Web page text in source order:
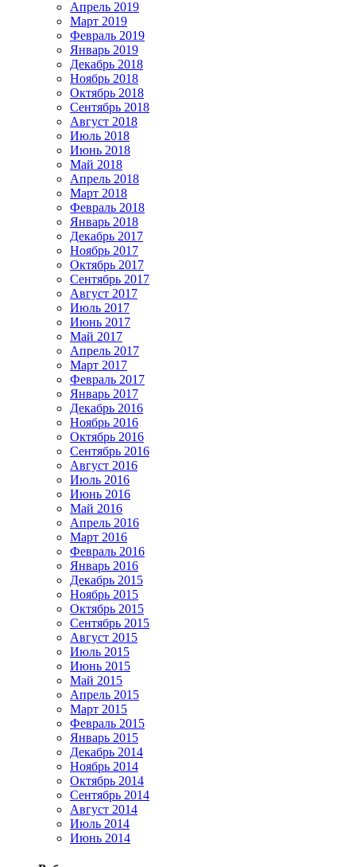
Апрель 2019
Март 2019
Февраль 2019
Январь 2019
Декабрь 2018
Ноябрь 2018
Октябрь 2018
Сентябрь 2018
Август 2018
Июль 2018
Июнь 2018
Май 2018
Апрель 2018
Март 2018
Февраль 2018
Январь 2018
Декабрь 2017
Ноябрь 2017
Октябрь 2017
Сентябрь 2017
Август 2017
Июль 2017
Июнь 2017
Май 2017
Апрель 2017
Март 2017
Февраль 2017
Январь 2017
Декабрь 2016
Ноябрь 2016
Октябрь 2016
Сентябрь 2016
Август 2016
Июль 2016
Июнь 2016
Май 2016
Апрель 2016
Март 2016
Февраль 2016
Январь 2016
Декабрь 2015
Ноябрь 2015
Октябрь 2015
Сентябрь 2015
Август 2015
Июль 2015
Июнь 2015
Май 2015
Апрель 2015
Март 2015
Февраль 2015
Январь 2015
Декабрь 2014
Ноябрь 2014
Октябрь 2014
Сентябрь 2014
Август 2014
Июль 2014
Июнь 2014